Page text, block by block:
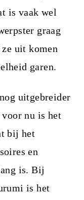
is vaak wel
graag
uit komen
garen.
uitgebreider
nu is het
bij het
en
is. Bij
is het